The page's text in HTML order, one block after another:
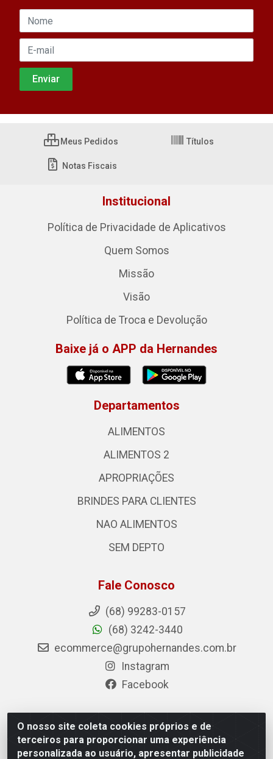
O nosso site coleta cookies próprios e de
terceiros para proporcionar uma experiência
personalizada ao usuário, apresentar publicidade
Meus Pedidos Títulos
Notas Fiscais
Institucional
Política de Privacidade de Aplicativos
Quem Somos
Missão
Visão
Política de Troca e Devolução
Baixe já o APP da Hernandes
Departamentos
ALIMENTOS
ALIMENTOS 2
APROPRIAÇÕES
BRINDES PARA CLIENTES
NAO ALIMENTOS
SEM DEPTO
Fale Conosco
(68) 99283-0157
(68) 3242-3440
ecommerce@grupohernandes.com.br
Instagram
Facebook
Hernandes - Atacado e Distribuições - Rodovia
Transacreana, 2155 - Floresta Sul, Rio Branco/AC - CEP